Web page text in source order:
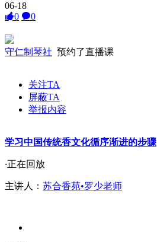
06-18
0
0
守仁制琴社 预约了直播课
关注TA
屏蔽TA
举报内容
学习中国传统香文化循序渐进的步骤
·正在回放
主讲人： 苏合香苑•罗少老师